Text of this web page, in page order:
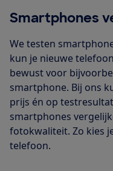
Smartphones
We testen
kun je nieuwe
bewust voor
smartphone. Bij ons
prijs én op
smartphones
fotokwaliteit. Zo kies
telefoon.